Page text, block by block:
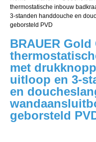
thermostatische inbouw
3-standen handdouche en
geborsteld PVD
BRAUER Gold
met
uitloop en 3-
en
geborsteld